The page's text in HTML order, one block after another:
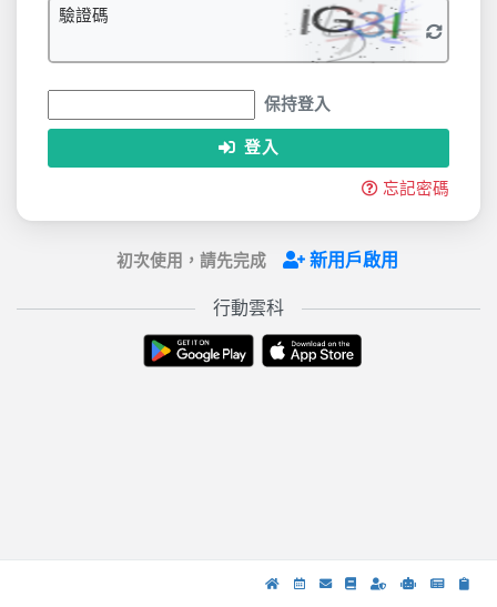
驗證碼
保持登入
登入
忘記密碼
初次使用，請先完成 新用戶啟用
行動雲科